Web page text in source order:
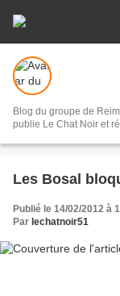
Blog du groupe de
publie Le Chat Noir et
Les Bosal
Publié le 14/02/2012 à
Par lechatnoir51